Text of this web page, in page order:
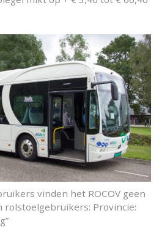
vinden het ROCOV geen
Provincie: